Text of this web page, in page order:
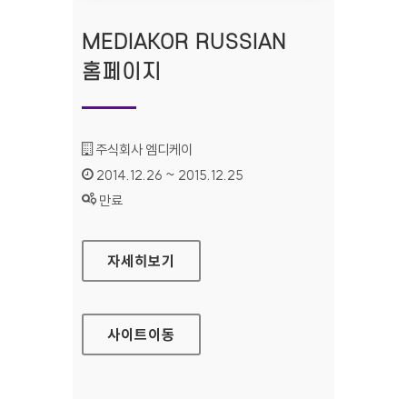
MEDIAKOR RUSSIAN
홈페이지
기관명 :
주식회사 엠디케이
인증기간 :
2014.12.26 ~ 2015.12.25
상태 :
만료
MEDIAKOR RUSSIAN 홈페이지
자세히보기
사이트이동